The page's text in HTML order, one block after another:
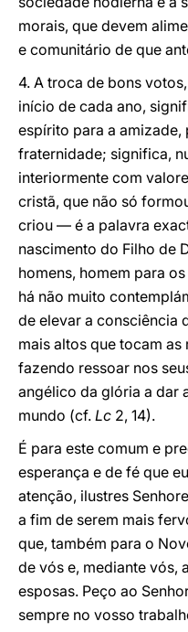
morais, que devem
e comunitário de que
4. A troca de bons
início de cada ano,
espírito para a amizade,
fraternidade; significa,
interiormente com
cristã, que não só
criou — é a palavra
nascimento do Filho de
homens, homem para
há não muito
de elevar a consciência
mais altos que tocam as
fazendo ressoar nos
angélico da glória a dar
mundo (cf. Lc 2, 14).
É para este comum e
esperança e de fé que
atenção, ilustres
a fim de serem mais
que, também para o
de vós e, mediante vós,
esposas. Peço ao
sempre no vosso